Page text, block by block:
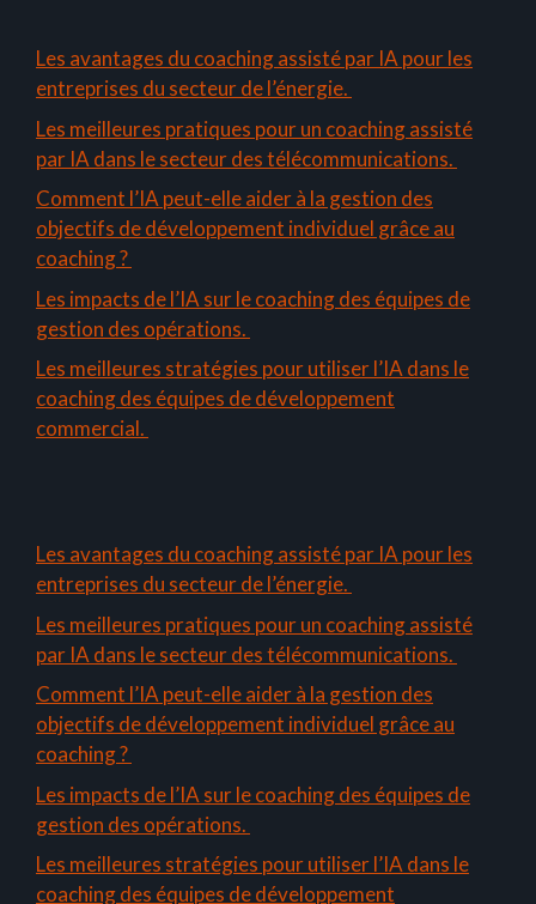
Les avantages du coaching assisté par IA pour les
entreprises du secteur de l’énergie.
Les meilleures pratiques pour un coaching assisté
par IA dans le secteur des télécommunications.
Comment l’IA peut-elle aider à la gestion des
objectifs de développement individuel grâce au
coaching ?
Les impacts de l’IA sur le coaching des équipes de
gestion des opérations.
Les meilleures stratégies pour utiliser l’IA dans le
coaching des équipes de développement
commercial.
Les avantages du coaching assisté par IA pour les
entreprises du secteur de l’énergie.
Les meilleures pratiques pour un coaching assisté
par IA dans le secteur des télécommunications.
Comment l’IA peut-elle aider à la gestion des
objectifs de développement individuel grâce au
coaching ?
Les impacts de l’IA sur le coaching des équipes de
gestion des opérations.
Les meilleures stratégies pour utiliser l’IA dans le
coaching des équipes de développement